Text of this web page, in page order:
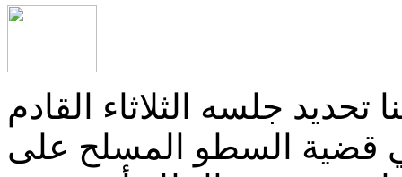
جلسه الثلاثاء القادم
قضية السطو المسلح على